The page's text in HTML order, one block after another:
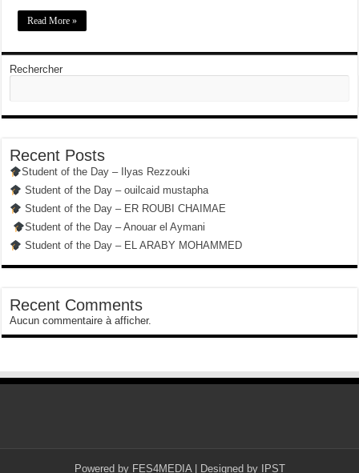
Read More »
Rechercher
Recent Posts
Student of the Day – Ilyas Rezzouki
Student of the Day – ouilcaid mustapha
Student of the Day – ER ROUBI CHAIMAE
Student of the Day – Anouar el Aymani
Student of the Day – EL ARABY MOHAMMED
Recent Comments
Aucun commentaire à afficher.
Powered by FES4MEDIA| Designed by IPST